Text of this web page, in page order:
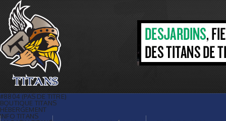
Titans vous annoncent le Capitaine et
ses adjoints | Titans de témiscaming
#8804 (PAS DE TITRE)
BOUTIQUE TITANS
HÉBERGEMENT
INFO TITANS